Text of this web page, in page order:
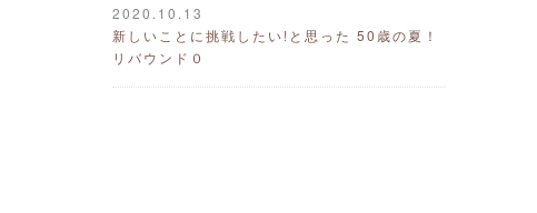
2020.10.13
新しいことに挑戦したい!と思った 50歳の夏！
リバウンド０